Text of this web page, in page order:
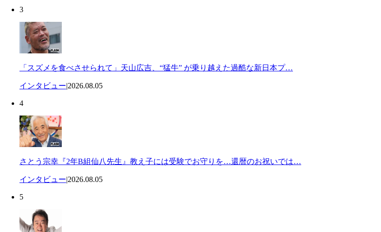
3
「スズメを食べさせられて」天山広吉、“猛牛” が乗り越えた過酷な新日本プ…
インタビュー|2026.08.05
4
さとう宗幸『2年B組仙八先生』教え子には受験でお守りを…還暦のお祝いでは…
インタビュー|2026.08.05
5